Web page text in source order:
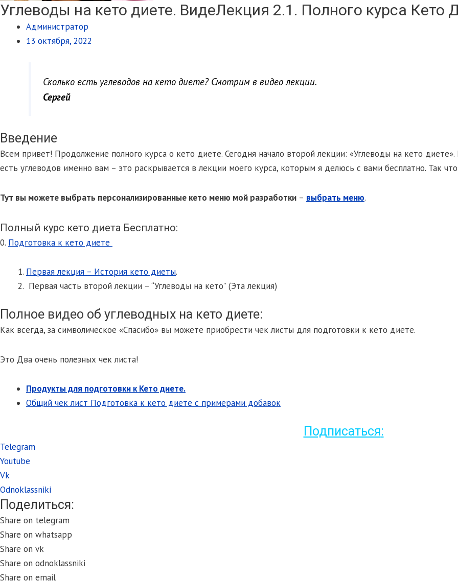
Углеводы на кето диете. ВидеЛекция 2.1. Полного курса Кето
Администратор
13 октября, 2022
Сколько есть углеводов на кето диете? Смотрим в видео лекции.
Сергей
Введение
Всем привет! Продолжение полного курса о кето диете. Сегодня начало второй лекции: «Углеводы на кето
есть углеводов именно вам – это раскрывается в лекции моего курса, которым я делюсь с вами бесплатно. Так
Тут вы можете выбрать персонализированные кето меню мой разработки – выбрать меню.
Полный курс кето диета Бесплатно:
0. Подготовка к кето диете
Первая лекция – История кето диеты.
Первая часть второй лекции – “Углеводы на кето” (Эта лекция)
Полное видео об углеводных на кето диете:
Как всегда, за символическое «Спасибо» вы можете приобрести чек листы для подготовки к кето диете.
Это Два очень полезных чек листа!
Продукты для подготовки к Кето диете.
Общий чек лист Подготовка к кето диете с примерами добавок
Подписаться:
Telegram
Youtube
Vk
Odnoklassniki
Поделиться:
Share on telegram
Share on whatsapp
Share on vk
Share on odnoklassniki
Share on email